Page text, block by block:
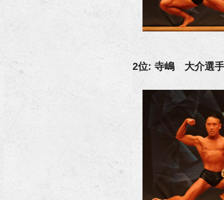
2位: 寺嶋 大介選手